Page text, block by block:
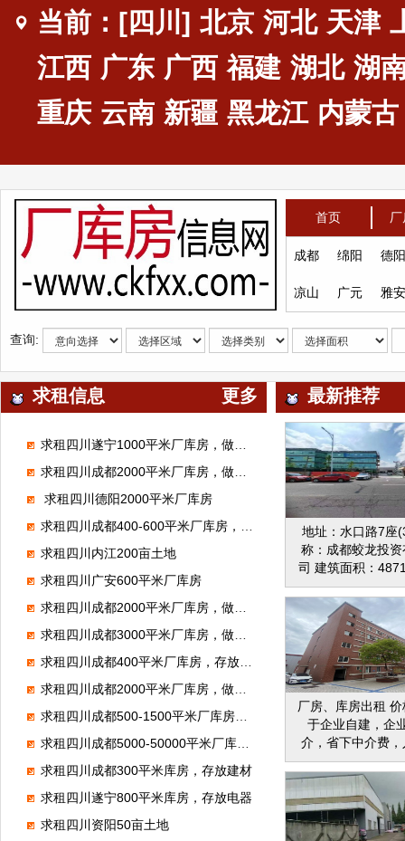
当前：[四川] 北京 河北 天津
江西 广东 广西 福建 湖北 湖
重庆 云南 新疆 黑龙江 内蒙古
首页
成都 绵阳 德阳
凉山 广元 雅安
查询:
求租信息 更多
求租四川遂宁1000平米厂库房，做仓储
求租四川成都2000平米厂库房，做体育馆
求租四川德阳2000平米厂库房
求租四川成都400-600平米厂库房，存放汽车配件
求租四川内江200亩土地
求租四川广安600平米厂库房
求租四川成都2000平米厂库房，做压塑
求租四川成都3000平米厂库房，做门窗
求租四川成都400平米厂库房，存放石榴
求租四川成都2000平米厂库房，做喷塑
求租四川成都500-1500平米厂库房，做医疗器械
求租四川成都5000-50000平米厂库房，做物流仓储
求租四川成都300平米库房，存放建材
求租四川遂宁800平米库房，存放电器
求租四川资阳50亩土地
最新推荐
地址：水口路7座
称：成都蛟龙投
司 建筑面积：
地面积：
大洋路8座(69号
蛟龙投资有限责任
积：4700.7052
1641.8837㎡ 地址
座（511号） 名
投资有限责任公司
4919.4866㎡
厂房、库房出租
于企业自建，企
介，省下中介费
红利，申请 门槛低
园厂区，园区内
生活设施一应俱
舍、职工食堂、
服务完善。 门槛